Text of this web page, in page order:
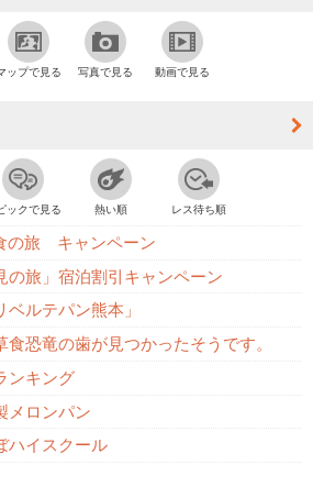
ップで見る 写真で見る 動画で見る
ックで見る 熱い順 レス待ち順
の旅 キャンペーン
の旅」宿泊割引キャンペーン
ルテパン熊本」
恐竜の歯が見つかったそうです。
ンキング
メロンパン
ハイスクール